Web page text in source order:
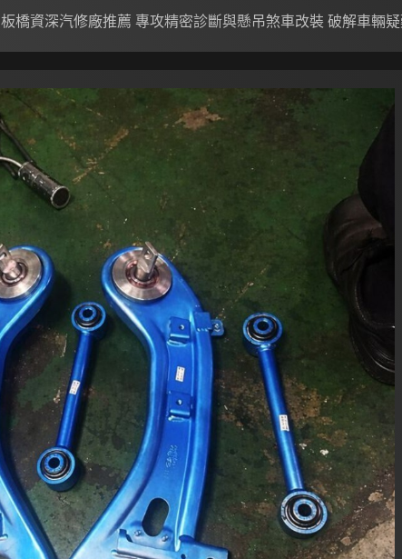
板橋資深汽修廠推薦 專攻精密診斷與懸吊煞車改裝 破解車輛